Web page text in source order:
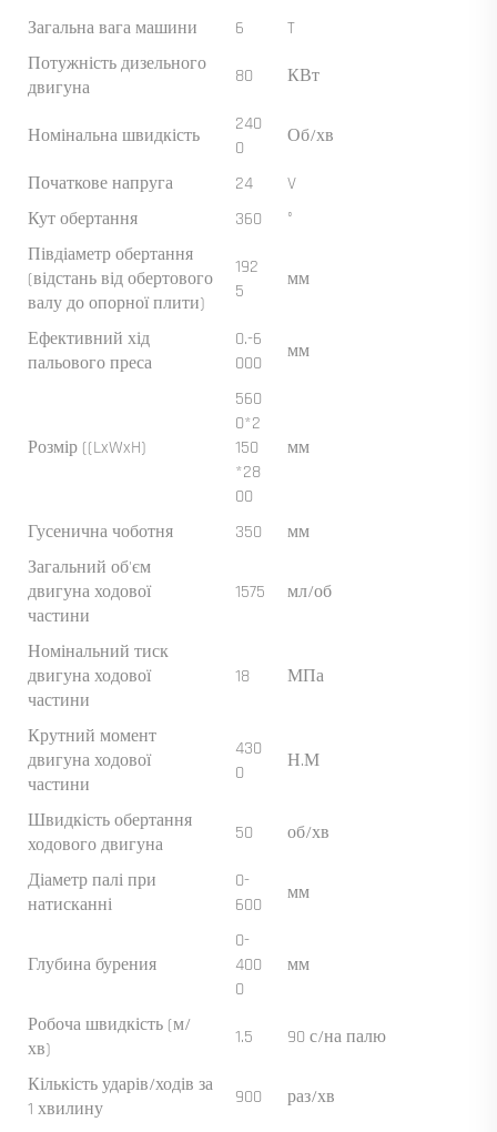
Загальна вага машини
6
T
Потужність дизельного
двигуна
80 КВт
Номінальна швидкість
240
0
Об/хв
Початкове напруга 24
V
Кут обертання
360
°
Півдіаметр обертання
(відстань від обертового
валу до опорної плити)
192
5
мм
Ефективний хід
пальового преса
0.-6
000
мм
Розмір ((LxWxH)
560
0*2
150
*28
00
мм
Гусенична чоботня 350
мм
Загальний об'єм
двигуна ходової
частини
1575 мл/об
Номінальний тиск
двигуна ходової
частини
18 МПа
Крутний момент
двигуна ходової
частини
430
0
Н.М
Швидкість обертання
ходового двигуна
50 об/хв
Діаметр палі при
натисканні
0-
600
мм
Глубина бурения
0-
400
0
мм
Робоча швидкість (м/
хв)
1.5 90 с/на палю
Кількість ударів/ходів за
1 хвилину
900 раз/хв